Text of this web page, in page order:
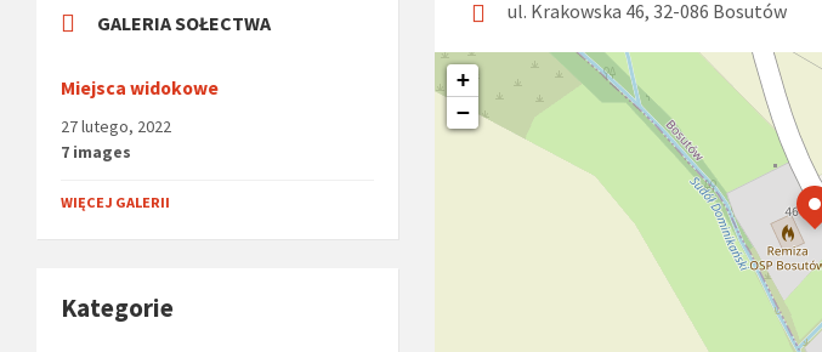
ul. Krakowska 46, 32-086 Bosutów
+
−
GALERIA SOŁECTWA
Miejsca widokowe
27 lutego, 2022
7 images
WIĘCEJ GALERII
Kategorie